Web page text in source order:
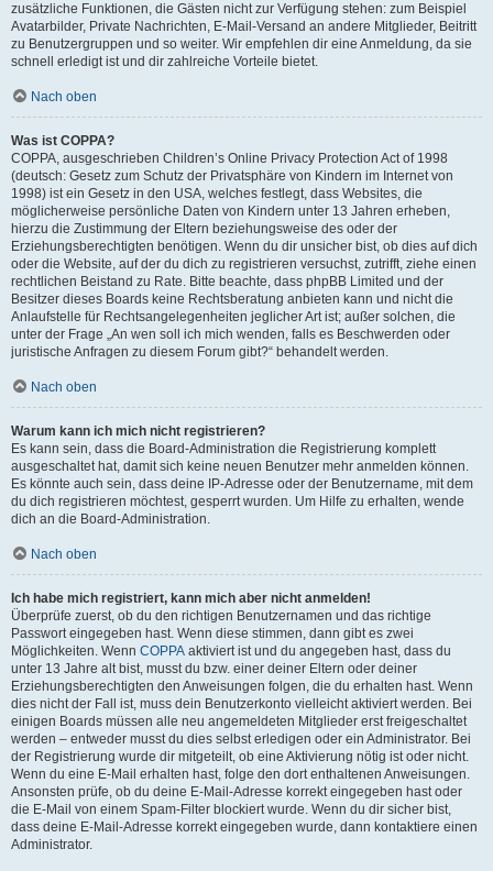
zusätzliche Funktionen, die Gästen nicht zur Verfügung stehen: zum Beispiel
Avatarbilder, Private Nachrichten, E-Mail-Versand an andere Mitglieder, Beitritt
zu Benutzergruppen und so weiter. Wir empfehlen dir eine Anmeldung, da sie
schnell erledigt ist und dir zahlreiche Vorteile bietet.
Nach oben
Was ist COPPA?
COPPA, ausgeschrieben Children’s Online Privacy Protection Act of 1998
(deutsch: Gesetz zum Schutz der Privatsphäre von Kindern im Internet von
1998) ist ein Gesetz in den USA, welches festlegt, dass Websites, die
möglicherweise persönliche Daten von Kindern unter 13 Jahren erheben,
hierzu die Zustimmung der Eltern beziehungsweise des oder der
Erziehungsberechtigten benötigen. Wenn du dir unsicher bist, ob dies auf dich
oder die Website, auf der du dich zu registrieren versuchst, zutrifft, ziehe einen
rechtlichen Beistand zu Rate. Bitte beachte, dass phpBB Limited und der
Besitzer dieses Boards keine Rechtsberatung anbieten kann und nicht die
Anlaufstelle für Rechtsangelegenheiten jeglicher Art ist; außer solchen, die
unter der Frage „An wen soll ich mich wenden, falls es Beschwerden oder
juristische Anfragen zu diesem Forum gibt?“ behandelt werden.
Nach oben
Warum kann ich mich nicht registrieren?
Es kann sein, dass die Board-Administration die Registrierung komplett
ausgeschaltet hat, damit sich keine neuen Benutzer mehr anmelden können.
Es könnte auch sein, dass deine IP-Adresse oder der Benutzername, mit dem
du dich registrieren möchtest, gesperrt wurden. Um Hilfe zu erhalten, wende
dich an die Board-Administration.
Nach oben
Ich habe mich registriert, kann mich aber nicht anmelden!
Überprüfe zuerst, ob du den richtigen Benutzernamen und das richtige
Passwort eingegeben hast. Wenn diese stimmen, dann gibt es zwei
Möglichkeiten. Wenn COPPA aktiviert ist und du angegeben hast, dass du
unter 13 Jahre alt bist, musst du bzw. einer deiner Eltern oder deiner
Erziehungsberechtigten den Anweisungen folgen, die du erhalten hast. Wenn
dies nicht der Fall ist, muss dein Benutzerkonto vielleicht aktiviert werden. Bei
einigen Boards müssen alle neu angemeldeten Mitglieder erst freigeschaltet
werden – entweder musst du dies selbst erledigen oder ein Administrator. Bei
der Registrierung wurde dir mitgeteilt, ob eine Aktivierung nötig ist oder nicht.
Wenn du eine E-Mail erhalten hast, folge den dort enthaltenen Anweisungen.
Ansonsten prüfe, ob du deine E-Mail-Adresse korrekt eingegeben hast oder
die E-Mail von einem Spam-Filter blockiert wurde. Wenn du dir sicher bist,
dass deine E-Mail-Adresse korrekt eingegeben wurde, dann kontaktiere einen
Administrator.